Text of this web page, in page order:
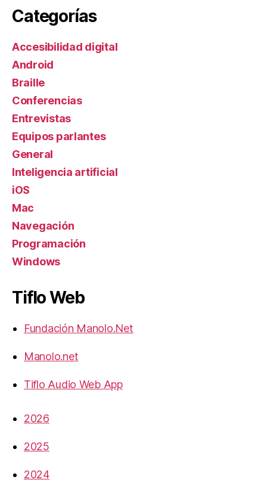
Categorías
Accesibilidad digital
Android
Braille
Conferencias
Entrevistas
Equipos parlantes
General
Inteligencia artificial
iOS
Mac
Navegación
Programación
Windows
Tiflo Web
Fundación Manolo.Net
Manolo.net
Tiflo Audio Web App
2026
2025
2024